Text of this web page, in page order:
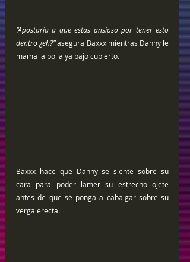
“Apostaría a que estas ansioso por tener esto
dentro ¿eh?” asegura Baxxx mientras Danny le
mama la polla ya bajo cubierto.
Baxxx hace que Danny se siente sobre su
cara para poder lamer su estrecho ojete
antes de que se ponga a cabalgar sobre su
verga erecta.